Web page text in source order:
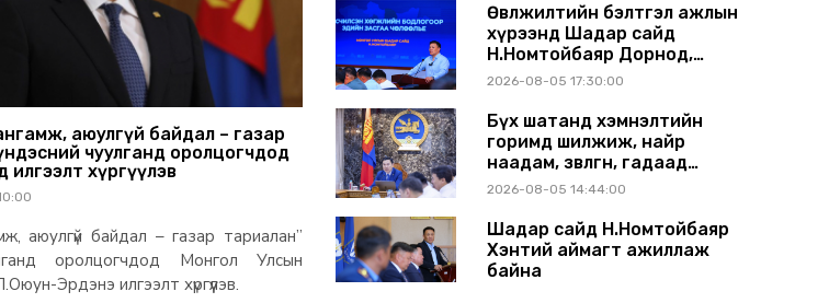
аюулгүй байдал – газар
илгээлт хүргүүлэв
аюулгүй байдал – газар тариалан”
оролцогчдод Монгол Улсын
Эрдэнэ илгээлт хүргүүлэв.
Өвөлжилтийн бэлтгэл ажлын
хүрээнд Шадар сайд
Н.Номтойбаяр Дорнод,
Сүхбаатар аймагт ажиллав
2026-08-05 17:30:00
Бүх шатанд хэмнэлтийн
горимд шилжиж, найр
наадам, зөвлөгөөн, гадаад
томилолтыг хориглолоо
2026-08-05 14:44:00
Шадар сайд Н.Номтойбаяр
Хэнтий аймагт ажиллаж
байна